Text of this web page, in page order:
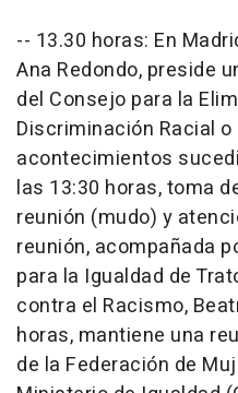
-- 13.30 horas: En
Ana Redondo, preside
del Consejo para la
Discriminación Racial o
acontecimientos
las 13:30 horas, toma
reunión (mudo) y
reunión, acompañada
para la Igualdad de
contra el Racismo,
horas, mantiene una
de la Federación de